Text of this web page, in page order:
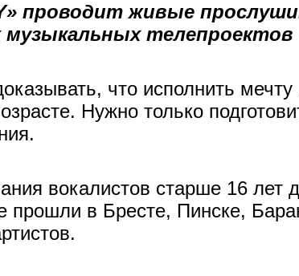
проводит живые
телепроектов
что исполнить
Нужно только
вокалистов старше 16 лет
прошли в Бресте, Пинске,